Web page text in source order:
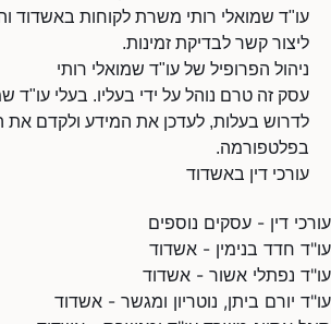
עו"ד שמואלי רותי משרת לקוחות באשדוד
ליצור קשר לבדיקת זמינות.
ניהול הפרופיל של עו"ד שמואלי רותי
עסק זה טרם נוהל על ידי בעליו. בעלי עו"ד
לדרוש בעלות, לעדכן את המידע ולקדם את
בפלטפורמה.
עורכי דין באשדוד
עורכי דין - עסקים נוספים
עו"ד חדד בנימין - אשדוד
עו"ד נפתלי אשור - אשדוד
עו"ד יורם ביתן, נוטריון ומגשר - אשדוד